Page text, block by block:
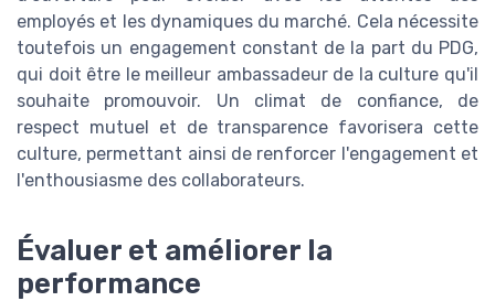
employés et les dynamiques du marché. Cela nécessite
toutefois un engagement constant de la part du PDG,
qui doit être le meilleur ambassadeur de la culture qu'il
souhaite promouvoir. Un climat de confiance, de
respect mutuel et de transparence favorisera cette
culture, permettant ainsi de renforcer l'engagement et
l'enthousiasme des collaborateurs.
Évaluer et améliorer la
performance